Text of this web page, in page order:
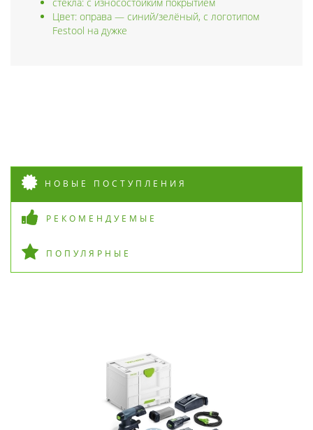
Цвет: оправа — синий/зелёный, с логотипом
Festool на дужке
НОВЫЕ ПОСТУПЛЕНИЯ
РЕКОМЕНДУЕМЫЕ
ПОПУЛЯРНЫЕ